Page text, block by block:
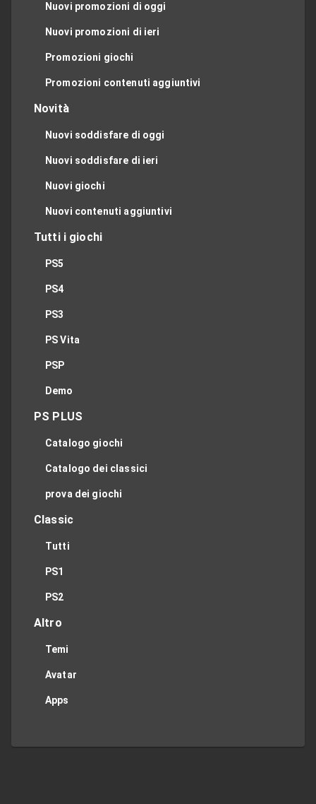
Nuovi promozioni di oggi
Nuovi promozioni di ieri
Promozioni giochi
Promozioni contenuti aggiuntivi
Novità
Nuovi soddisfare di oggi
Nuovi soddisfare di ieri
Nuovi giochi
Nuovi contenuti aggiuntivi
Tutti i giochi
PS5
PS4
PS3
PS Vita
PSP
Demo
PS PLUS
Catalogo giochi
Catalogo dei classici
prova dei giochi
Classic
Tutti
PS1
PS2
Altro
Temi
Avatar
Apps